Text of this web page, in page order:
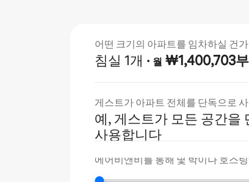
어떤 크기의 아파트를 임차하실 건
침실 1개 · 월 ₩1,400,703
게스트가 아파트 전체를 단독으로
예, 게스트가 모든 공간을
사용합니다
에어비앤비를 통해 몇 박이나 호스